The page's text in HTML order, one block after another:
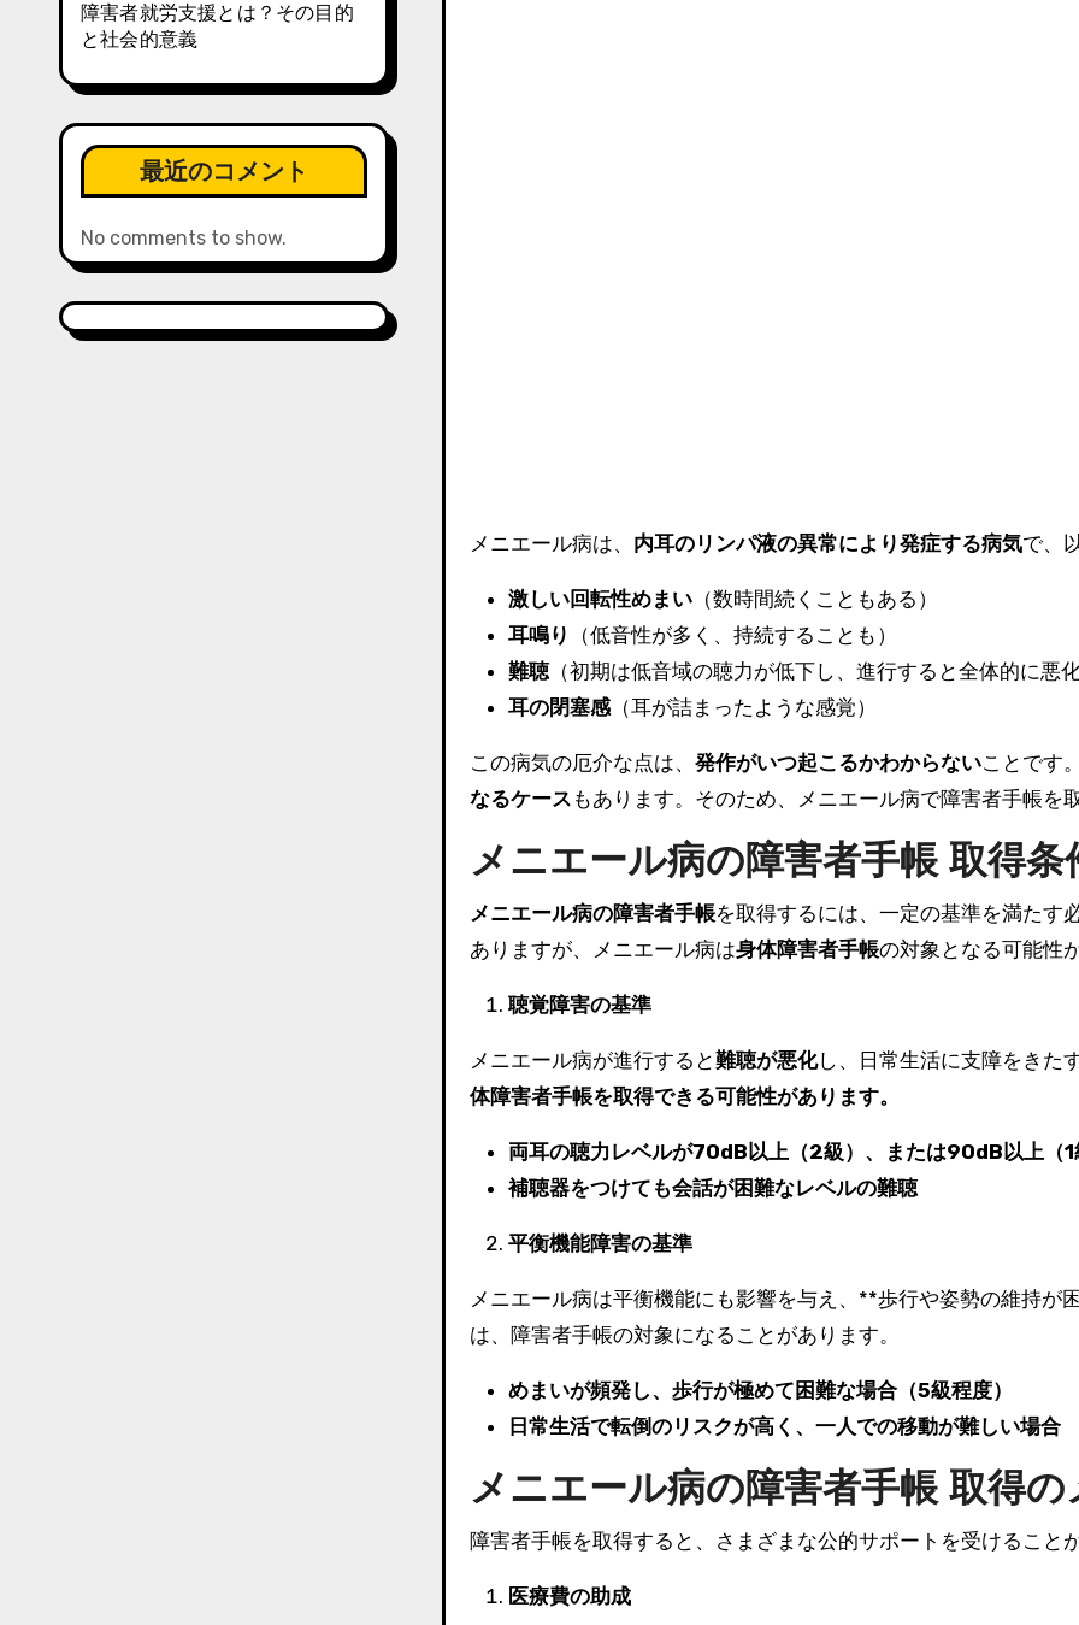
障害者就労支援とは？その目的
と社会的意義
最近のコメント
No comments to show.
メニエール病は、 内耳のリンパ液の異常により発症する病気で、
激しい回転性めまい（数時間続くこともある）
耳鳴り
（低音性が多く、持続することも）
難聴（初期は低音域の聴力が低下し、進行すると全体的に悪化
耳の閉塞感（耳が詰まったような感覚）
この病気の厄介な点は、 発作がいつ起こるかわからないことです
なるケース もあります。そのため、メニエール病で障害者手帳を
メニエール病の障害者手帳 取得条
メニエール病の障害者手帳を取得するには、一定の基準を満たす
ありますが、メニエール病は身体障害者手帳の対象となる可能性
聴覚障害の基準
メニエール病が進行すると難聴が悪化し、日常生活に支障をきた
体障害者手帳を取得できる可能性があります。
両耳の聴力レベルが70dB以上（2級）、または90dB以上（1
補聴器をつけても会話が困難なレベルの難聴
平衡機能障害の基準
メニエール病は平衡機能にも影響を与え、**歩行や姿勢の維持が
は、障害者手帳の対象になることがあります。
めまいが頻発し、歩行が極めて困難な場合（5級程度）
日常生活で転倒のリスクが高く、一人での移動が難しい場合
メニエール病の障害者手帳 取得の
障害者手帳を取得すると、さまざまな公的サポートを受けること
医療費の助成